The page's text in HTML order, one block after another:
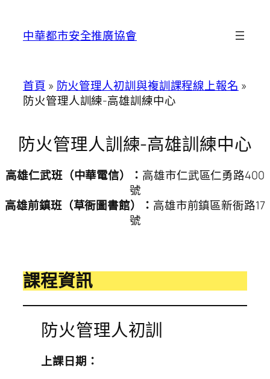
中華都市安全推廣協會
首頁 » 防火管理人初訓與複訓課程線上報名 »
防火管理人訓練-高雄訓練中心
防火管理人訓練-高雄訓練中心
高雄仁武班（中華電信）： 高雄市仁武區仁勇路400
號
高雄前鎮班（草衙圖書館）： 高雄市前鎮區新衙路17
號
課程資訊
防火管理人初訓
上課日期：